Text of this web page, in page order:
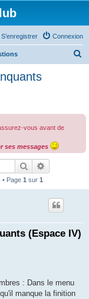
Connexion
S’enregistrer
h
vous avant de
ses messages
Rechercher
Page 1 sur 1
(Espace IV)
: Dans le menu
manque la finition